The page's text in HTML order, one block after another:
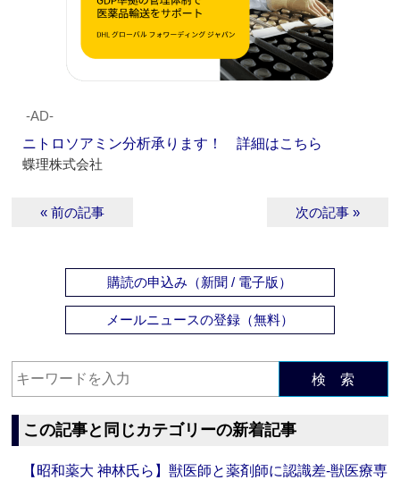
‐AD‐
ニトロソアミン分析承ります！ 詳細はこちら
蝶理株式会社
« 前の記事 次の記事 »
購読の申込み（新聞 / 電子版）
メールニュースの登録（無料）
検 索
この記事と同じカテゴリーの新着記事
【昭和薬大 神林氏ら】獣医師と薬剤師に認識差‐獣医療専